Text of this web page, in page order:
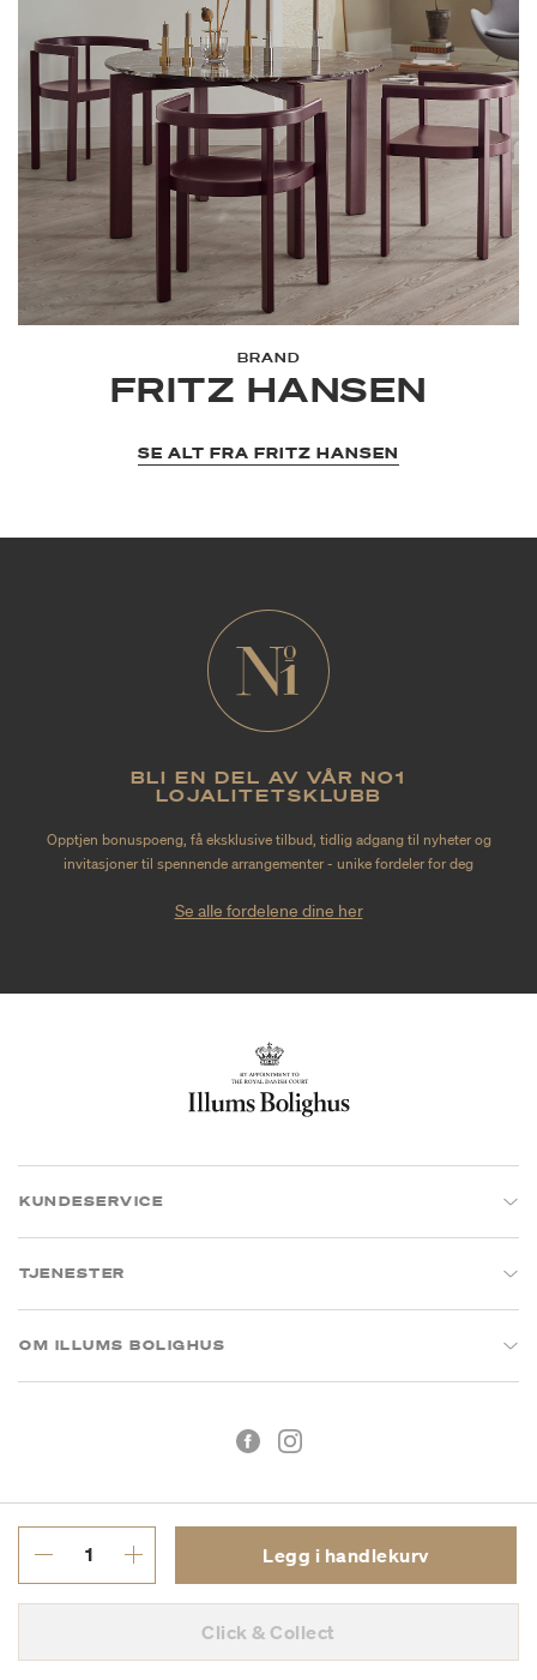
Legg i handlekurv
Click & Collect
BRAND
FRITZ HANSEN
SE ALT FRA FRITZ HANSEN
BLI EN DEL AV VÅR NO1
LOJALITETSKLUBB
Opptjen bonuspoeng, få eksklusive tilbud, tidlig adgang til nyheter og
invitasjoner til spennende arrangementer - unike fordeler for deg
Se alle fordelene dine her
KUNDESERVICE
TJENESTER
OM ILLUMS BOLIGHUS
MVA: 993 075 930